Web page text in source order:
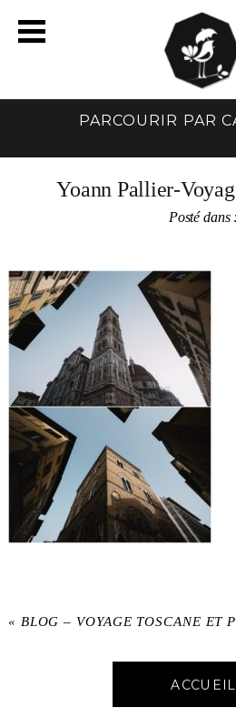
PARCOURIR PAR
Yoann Pallier-
Posté dans :
« BLOG – VOYAGE TOSCANE ET
ACCUEIL